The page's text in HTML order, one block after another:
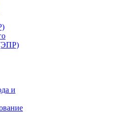
(ЭПР)
и